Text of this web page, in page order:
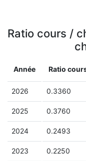
Ratio cours /
Année Ratio
2026 0.3360
2025 0.3760
2024 0.2493
2023 0.2250